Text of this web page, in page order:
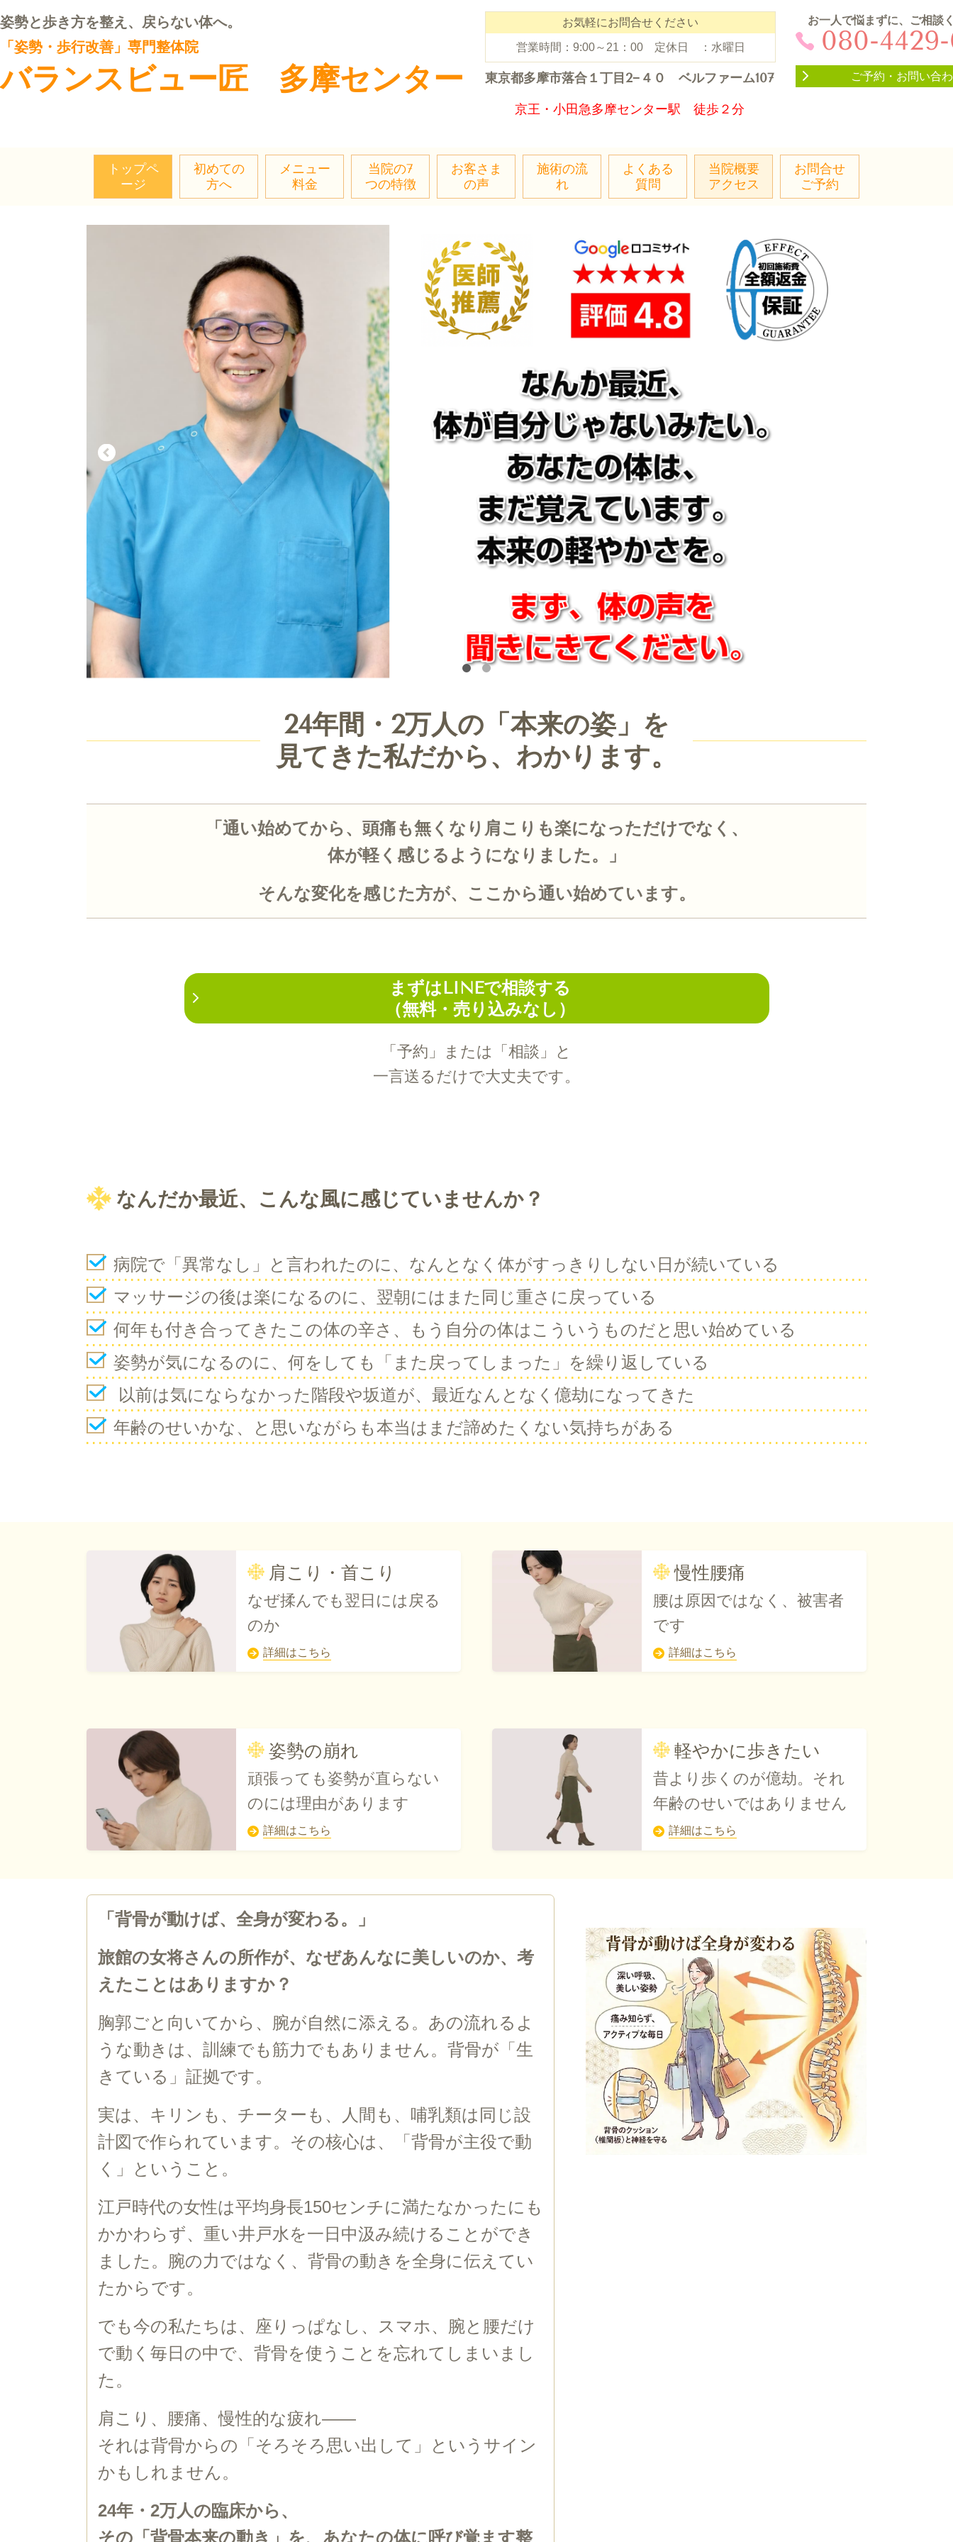
姿勢と歩き方を整え、戻らない体へ。
「姿勢・歩行改善」専門整体院
バランスビュー匠 多摩センター
お気軽にお問合せください
営業時間：9:00～21：00 定休日 ：水曜日
東京都多摩市落合１丁目2−４０
ベルファーム107
京王・小田急多摩センター駅 徒歩２分
お一人で悩まずに、ご相談
080-
ご予約・お問い合
トップペ
ージ
初めての
方へ
メニュー
料金
当院の7
つの特徴
お客さま
の声
施術の流
れ
よくある
質問
当院概要
アクセス
お問合せ
ご予約
24年間・2万人の「本来の姿」を
見てきた私だから、わかります。
「通い始めてから、頭痛も無くなり肩こりも楽になっただけでなく、
体が軽く感じるようになりました。」
そんな変化を感じた方が、ここから通い始めています。
まずはLINEで相談する
（無料・売り込みなし）
「予約」または「相談」と
一言送るだけで大丈夫です。
なんだか最近、こんな風に感じていませんか？
病院で「異常なし」と言われたのに、なんとなく体がすっきりしない日が続いている
マッサージの後は楽になるのに、翌朝にはまた同じ重さに戻っている
何年も付き合ってきたこの体の辛さ、もう自分の体はこういうものだと思い始めている
姿勢が気になるのに、何をしても「また戻ってしまった」を繰り返している
以前は気にならなかった階段や坂道が、最近なんとなく億劫になってきた
年齢のせいかな、と思いながらも本当はまだ諦めたくない気持ちがある
肩こり・首こり
なぜ揉んでも翌日には戻る
のか
詳細はこちら
慢性腰痛
腰は原因ではなく、被害者
です
詳細はこちら
姿勢の崩れ
頑張っても姿勢が直らない
のには理由があります
詳細はこちら
軽やかに歩きたい
昔より歩くのが億劫。それ
年齢のせいではありません
詳細はこちら
「背骨が動けば、全身が変わる。」
旅館の女将さんの所作が、なぜあんなに美しいのか、考
えたことはありますか？
胸郭ごと向いてから、腕が自然に添える。あの流れるよ
うな動きは、訓練でも筋力でもありません。背骨が「生
きている」証拠です。
実は、キリンも、チーターも、人間も、哺乳類は同じ設
計図で作られています。その核心は、「背骨が主役で動
く」ということ。
江戸時代の女性は平均身長150センチに満たなかったにも
かかわらず、重い井戸水を一日中汲み続けることができ
ました。腕の力ではなく、背骨の動きを全身に伝えてい
たからです。
でも今の私たちは、座りっぱなし、スマホ、腕と腰だけ
で動く毎日の中で、背骨を使うことを忘れてしまいまし
た。
肩こり、腰痛、慢性的な疲れ——
それは背骨からの「そろそろ思い出して」というサイン
かもしれません。
24年・2万人の臨床から、
その「背骨本来の動き」を、あなたの体に呼び覚ます整